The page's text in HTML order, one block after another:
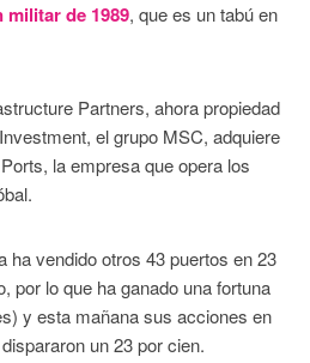
militar de 1989, que es un tabú en
Partners, ahora propiedad
el grupo MSC, adquiere
la empresa que opera los
ha vendido otros 43 puertos en 23
por lo que ha ganado una fortuna
y esta mañana sus acciones en
un 23 por cien.